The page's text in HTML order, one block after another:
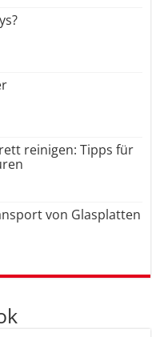
reinigen: Tipps für
von Glasplatten